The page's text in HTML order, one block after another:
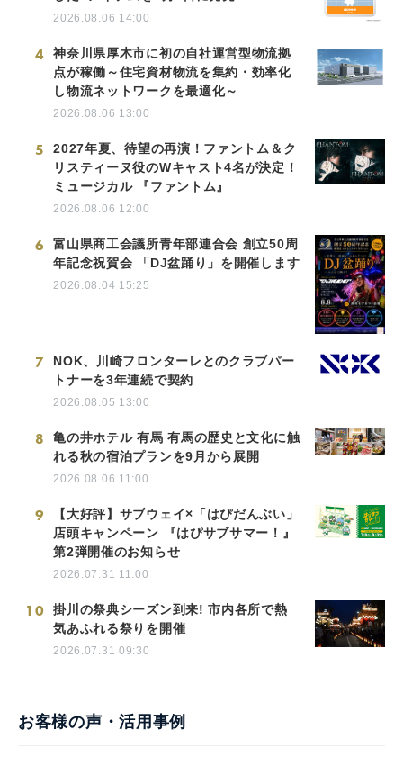
2026.08.06 14:00
4
神奈川県厚木市に初の自社運営型物流拠
点が稼働～住宅資材物流を集約・効率化
し物流ネットワークを最適化～
2026.08.06 13:00
5
2027年夏、待望の再演！ファントム＆ク
リスティーヌ役のWキャスト4名が決定！
ミュージカル 『ファントム』
2026.08.06 12:00
6
富山県商工会議所青年部連合会 創立50周
年記念祝賀会 「DJ盆踊り」を開催します
2026.08.04 15:25
7
NOK、川崎フロンターレとのクラブパー
トナーを3年連続で契約
2026.08.05 13:00
8
亀の井ホテル 有馬 有馬の歴史と文化に触
れる秋の宿泊プランを9月から展開
2026.08.06 11:00
9
【大好評】サブウェイ×「はぴだんぶい」
店頭キャンペーン 『はぴサブサマー！』
第2弾開催のお知らせ
2026.07.31 11:00
10
掛川の祭典シーズン到来! 市内各所で熱
気あふれる祭りを開催
2026.07.31 09:30
お客様の声・活用事例